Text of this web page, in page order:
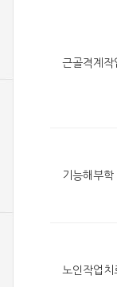
근골격계작
기능해부학
노인작업치